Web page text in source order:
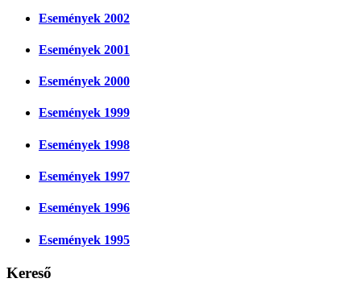
Események 2002
Események 2001
Események 2000
Események 1999
Események 1998
Események 1997
Események 1996
Események 1995
Kereső